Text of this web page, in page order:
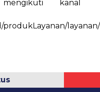
kanal
produkLayanan/